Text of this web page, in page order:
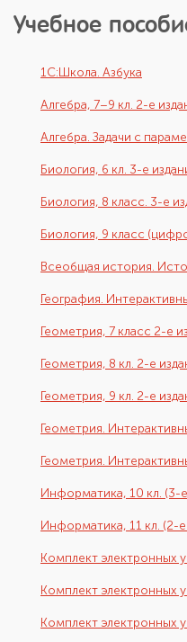
Учебное
1С:Школа. Азбука
Алгебра, 7–9 кл. 2-е
Алгебра. Задачи с
Биология, 6 кл. 3-е
Биология, 8 класс. 3-е
Биология, 9 класс
Всеобщая история.
География.
Геометрия, 7 класс 2-е
Геометрия, 8 кл. 2-е
Геометрия, 9 кл. 2-е
Геометрия.
Геометрия.
Информатика, 10 кл. (3-е
Информатика, 11 кл. (2-е
Комплект электронных
Комплект электронных
Комплект электронных